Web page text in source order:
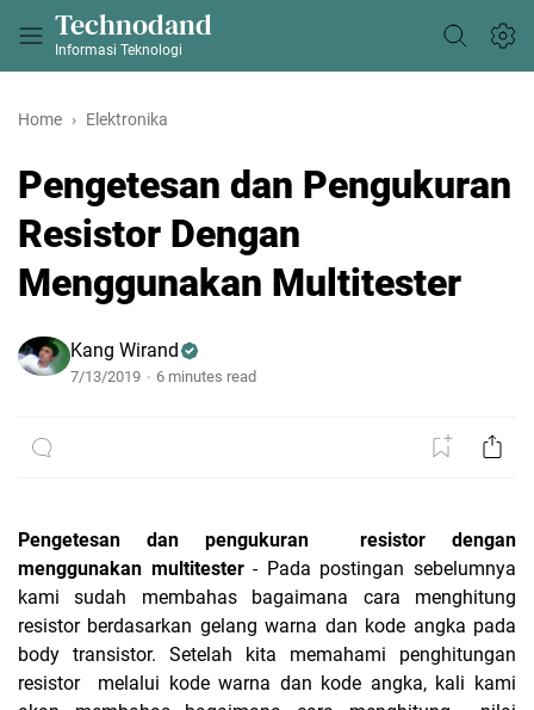
Technodand
Informasi Teknologi
Home Elektronika
Pengetesan dan Pengukuran
Resistor Dengan
Menggunakan Multitester
Kang Wirand
7/13/2019 6 minutes read
Pengetesan dan pengukuran resistor dengan
menggunakan multitester- Pada postingan sebelumnya
kami sudah membahas bagaimana cara menghitung
resistor berdasarkan gelang warna dan kode angka pada
body transistor. Setelah kita memahami penghitungan
resistor melalui kode warna dan kode angka, kali kami